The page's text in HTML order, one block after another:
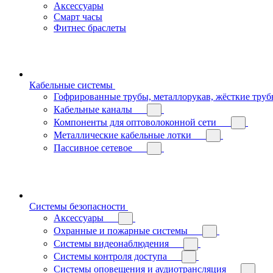
Аксессуары
Смарт часы
Фитнес браслеты
Кабельные системы
Гофрированные трубы, металлорукав, жёсткие
Кабельные каналы
Компоненты для оптоволоконной сети
Металлические кабельные лотки
Пассивное сетевое
Системы безопасности
Аксессуары
Охранные и пожарные системы
Системы видеонаблюдения
Системы контроля доступа
Системы оповещения и аудиотрансляция